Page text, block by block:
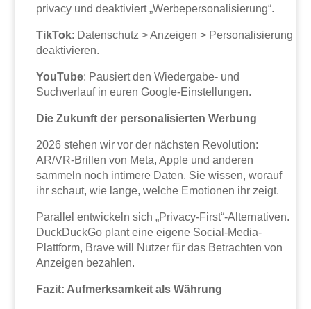
privacy und deaktiviert „Werbepersonalisierung“.
TikTok: Datenschutz > Anzeigen > Personalisierung
deaktivieren.
YouTube: Pausiert den Wiedergabe- und
Suchverlauf in euren Google-Einstellungen.
Die Zukunft der personalisierten Werbung
2026 stehen wir vor der nächsten Revolution:
AR/VR-Brillen von Meta, Apple und anderen
sammeln noch intimere Daten. Sie wissen, worauf
ihr schaut, wie lange, welche Emotionen ihr zeigt.
Parallel entwickeln sich „Privacy-First“-Alternativen.
DuckDuckGo plant eine eigene Social-Media-
Plattform, Brave will Nutzer für das Betrachten von
Anzeigen bezahlen.
Fazit: Aufmerksamkeit als Währung